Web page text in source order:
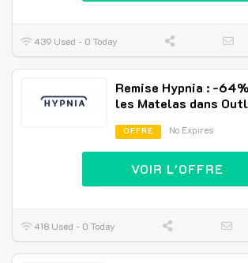
439 Used - 0 Today
Remise Hypnia : -
les Matelas dans
OFFRE No Expires
VOIR L'OFFRE
418 Used - 0 Today